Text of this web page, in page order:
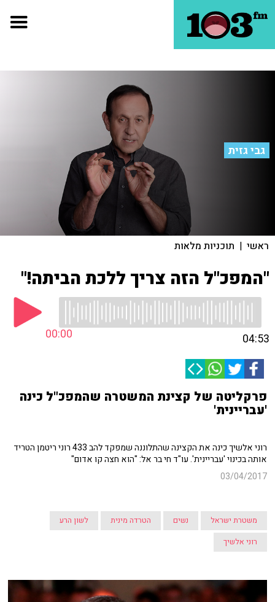
גבי גזית
ראשי | תוכניות מלאות
"המפכ"ל הזה צריך ללכת הביתה!"
00:00 04:53
פרקליטה של קצינת המשטרה שהמפכ"ל כינה
'עבריינית'
רוני אלשיך כינה את הקצינה שהתלוננה שמפקד להב 433 רוני ריטמן הטריד
אותה בכינוי 'עבריינית'. עו"ד חי בר אל: "הוא חצה קו אדום"
03/04/2017
משטרת ישראל נשים הטרדה מינית
לשון הרע
רוני אלשיך